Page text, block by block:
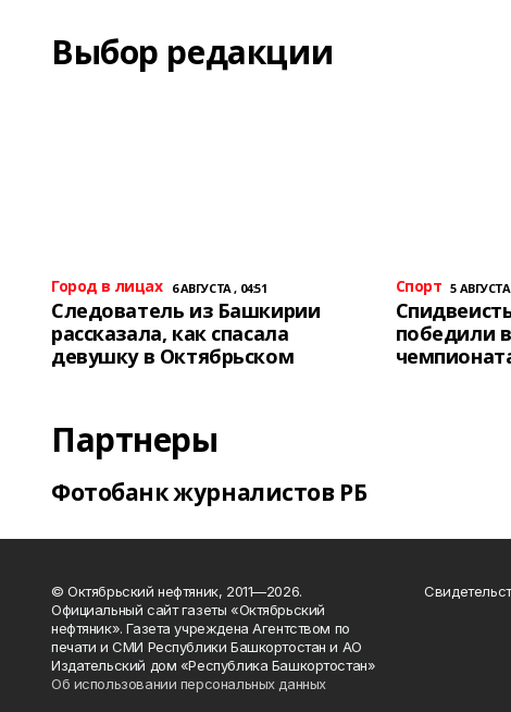
Выбор редакции
Город в лицах 6 АВГУСТА , 04:51
Следователь из Башкирии
рассказала, как спасала
девушку в Октябрьском
Спорт 5 АВГУСТА
победили
Партнеры
Фотобанк журналистов РБ
© Октябрьский нефтяник, 2011—2026.
Официальный сайт газеты «Октябрьский
нефтяник». Газета учреждена Агентством по
печати и СМИ Республики Башкортостан и АО
Издательский дом «Республика Башкортостан»
Об использовании персональных данных